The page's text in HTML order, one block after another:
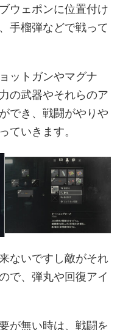
ウェポンに位置付け
手榴弾などで戦って
ットガンやマグナ
の武器やそれらのア
でき、戦闘がやりや
ていきます。
ないですし敵がそれ
で、弾丸や回復アイ
が無い時は、戦闘を